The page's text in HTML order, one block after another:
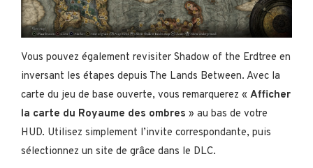
Vous pouvez également revisiter Shadow of the Erdtree en
inversant les étapes depuis The Lands Between. Avec la
carte du jeu de base ouverte, vous remarquerez « Afficher
la carte du Royaume des ombres » au bas de votre
HUD. Utilisez simplement l’invite correspondante, puis
sélectionnez un site de grâce dans le DLC.